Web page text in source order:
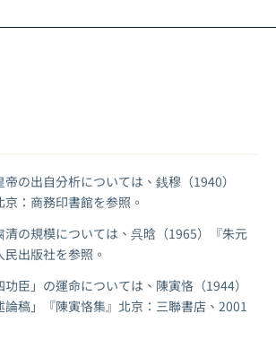
の出自分析については、銭穆（1940）
京：商務印書館を参照。
清の規模については、呉晗（1965）『朱元
出版社を参照。
功臣」の運命については、陳寅恪（1944）
論稿」『陳寅恪集』北京：三聯書店、2001